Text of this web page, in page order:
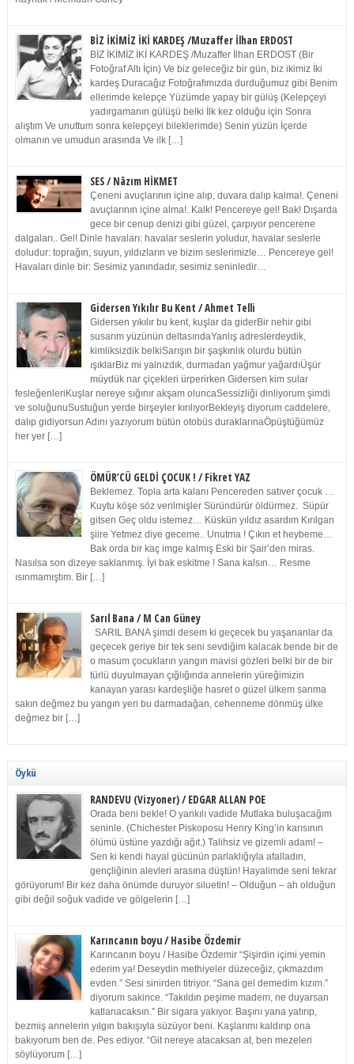
BİZ İKİMİZ İKİ KARDEŞ /Muzaffer İlhan ERDOST
BİZ İKİMİZ İKİ KARDEŞ /Muzaffer İlhan ERDOST (Bir
Fotoğraf Altı İçin) Ve biz geleceğiz bir gün, biz ikimiz İki
kardeş Duracağız Fotoğrafımızda durduğumuz gibi Benim
ellerimde kelepçe Yüzümde yapay bir gülüş (Kelepçeyi
yadırgamanın gülüşü belki İlk kez olduğu için Sonra
alıştım Ve unuttum sonra kelepçeyi bileklerimde) Senin yüzün İçerde
olmanın ve umudun arasında Ve ilk […]
SES / Nâzım HİKMET
Çeneni avuçlarının içine alıp, duvara dalıp kalma!. Çeneni
avuçlarının içine alma!. Kalk! Pencereye gel! Bak! Dışarda
gece bir cenup denizi gibi güzel, çarpıyor pencerene
dalgaları.. Gel! Dinle havaları: havalar seslerin yoludur, havalar seslerle
doludur: toprağın, suyun, yıldızların ve bizim seslerimizle… Pencereye gel!
Havaları dinle bir: Sesimiz yanındadır, sesimiz seninledir…
Gidersen Yıkılır Bu Kent / Ahmet Telli
Gidersen yıkılır bu kent, kuşlar da giderBir nehir gibi
susarım yüzünün deltasındaYanlış adreslerdeydik,
kimliksizdik belkiSarışın bir şaşkınlık olurdu bütün
ışıklarBiz mi yalnızdık, durmadan yağmur yağardıÜşür
müydük nar çiçekleri ürperirken Gidersen kim sular
fesleğenleriKuşlar nereye sığınır akşam oluncaSessizliği dinliyorum şimdi
ve soluğunuSustuğun yerde birşeyler kırılıyorBekleyiş diyorum caddelere,
dalıp gidiyorsun Adını yazıyorum bütün otobüs duraklarınaÖpüştüğümüz
her yer […]
ÖMÜR’CÜ GELDİ ÇOCUK ! / Fikret YAZ
Beklemez. Topla arta kalanı Pencereden satıver çocuk …
Kuytu köşe söz verilmişler Süründürür öldürmez. Süpür
gitsen Geç oldu istemez… Küskün yıldız asardım Kırılgan
şiire Yetmez diye geceme.. Unutma ! Çıkın et heybeme…
Bak orda bir kaç imge kalmış Eski bir Şair’den miras.
Nasılsa son dizeye saklanmış. İyi bak eskitme ! Sana kalsın… Resme
ısınmamıştım. Bir […]
Sarıl Bana / M Can Güney
SARIL BANA şimdi desem ki geçecek bu yaşananlar da
geçecek geriye bir tek seni sevdiğim kalacak bende bir de
o masum çocukların yangın mavisi gözleri belki bir de bir
türlü duyulmayan çığlığında annelerin yüreğimizin
kanayan yarası kardeşliğe hasret o güzel ülkem sanma
sakın değmez bu yangın yeri bu darmadağan, cehenneme dönmüş ülke
değmez bir […]
Öykü
RANDEVU (Vizyoner) / EDGAR ALLAN POE
Orada beni bekle! O yankılı vadide Mutlaka buluşacağım
seninle. (Chichester Piskoposu Henry King’in karısının
ölümü üstüne yazdığı ağıt.) Talihsiz ve gizemli adam! –
Sen ki kendi hayal gücünün parlaklığıyla afalladın,
gençliğinin alevleri arasına düştün! Hayalimde seni tekrar
görüyorum! Bir kez daha önümde duruyor siluetin! – Olduğun – ah olduğun
gibi değil soğuk vadide ve gölgelerin […]
Karıncanın boyu / Hasibe Özdemir
Karıncanın boyu / Hasibe Özdemir “Şişirdin içimi yemin
ederim ya! Deseydin methiyeler düzeceğiz, çıkmazdım
evden.” Sesi sinirden titriyor. “Sana gel demedim kızım.”
diyorum sakince. “Takıldın peşime madem, ne duyarsan
katlanacaksın.” Bir sigara yakıyor. Başını yana yatırıp,
bezmiş annelerin yılgın bakışıyla süzüyor beni. Kaşlarımı kaldırıp ona
bakıyorum ben de. Pes ediyor. “Git nereye atacaksan at, ben mezeleri
söylüyorum […]